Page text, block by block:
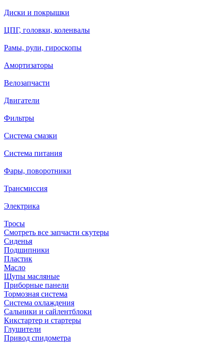
Диски и покрышки
ЦПГ, головки, коленвалы
Рамы, рули, гироскопы
Амортизаторы
Велозапчасти
Двигатели
Фильтры
Система смазки
Система питания
Фары, поворотники
Трансмиссия
Электрика
Тросы
Смотреть все запчасти скутеры
Сиденья
Подшипники
Пластик
Масло
Щупы масляные
Приборные панели
Тормозная система
Система охлаждения
Сальники и сайлентблоки
Кикстартер и стартеры
Глушители
Привод спидометра